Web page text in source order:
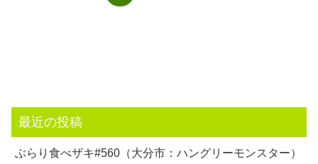
最近の投稿
ぶらり食べザキ#560（大分市：ハングリーモンスター）